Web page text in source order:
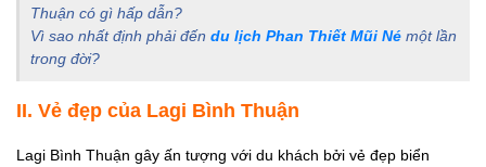
Thuận có gì hấp dẫn?
Vì sao nhất định phải đến du lịch Phan Thiết Mũi Né một lần
trong đời?
II. Vẻ đẹp của Lagi Bình Thuận
Lagi Bình Thuận gây ấn tượng với du khách bởi vẻ đẹp biển